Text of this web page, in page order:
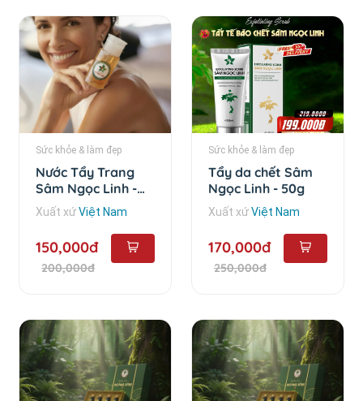
Sức khỏe & làm đẹp
Nước Tẩy Trang
Sâm Ngọc Linh -
120ml
Xuất xứViệt Nam
150,000đ
200,000đ
Sức khỏe & làm đẹp
Tẩy da chết Sâm
Ngọc Linh - 50g
Xuất xứViệt Nam
170,000đ
250,000đ